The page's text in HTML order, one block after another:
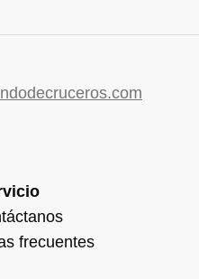
frecuentes